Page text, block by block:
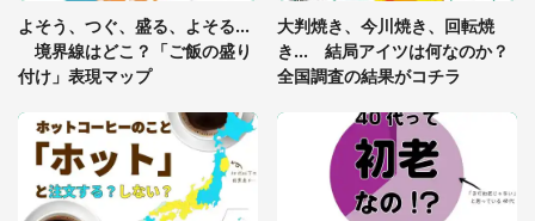
グっちゃってた〝野生の野菜〟に6.5万人戦慄
「○○がない街に住んでいます」住人の呟きに30万
人驚がく 何が存在しないか、あなたはわかる？
「修学旅行に途中参加する娘を送って行ったら、真
よそう、つぐ、盛る、よそる...
境界線はどこ？「ご飯の盛り
付け」表現マップ
大判焼き、今川焼き、回転焼
き... 結局アイツは何なのか？
全国調査の結果がコチラ